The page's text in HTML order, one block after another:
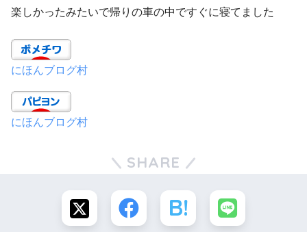
楽しかったみたいで帰りの車の中ですぐに寝てました
にほんブログ村
にほんブログ村
SHARE